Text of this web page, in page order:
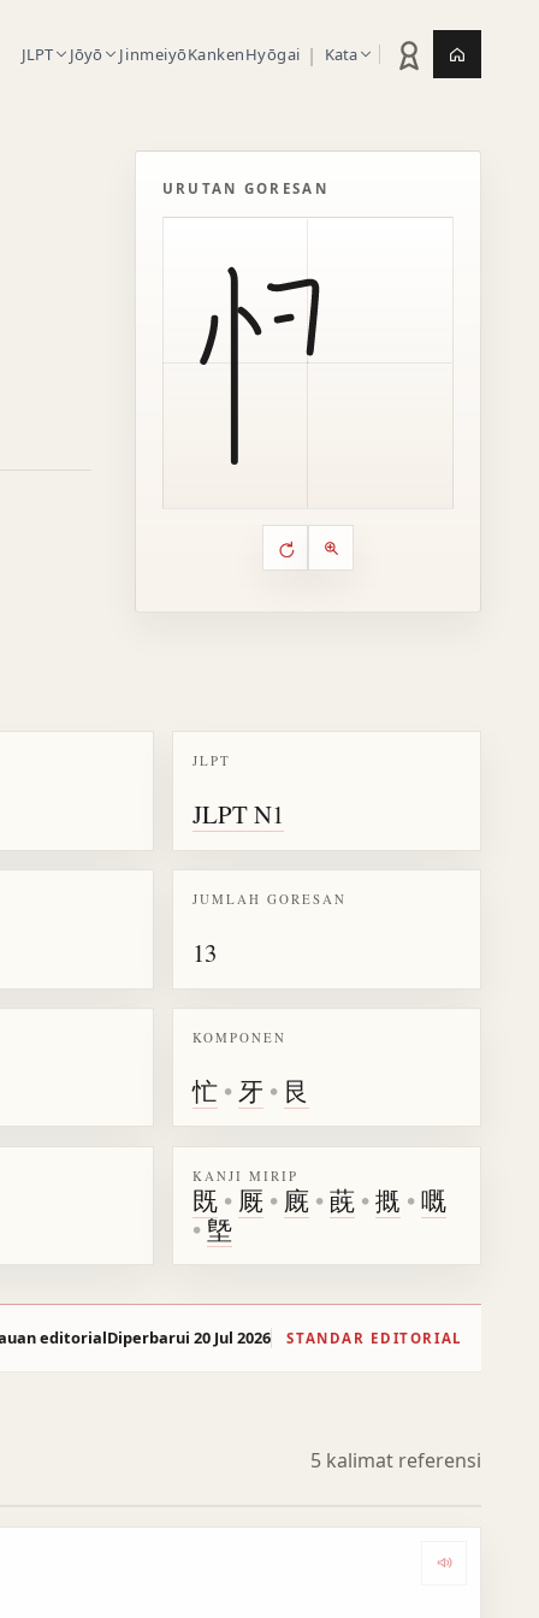
JLPT Jōyō JinmeiyōKankenHyōgai | Kata Statistik latihan
URUTAN GORESAN
Kontrol animasi urutan
Putar ulang animasi
Perbesar animasi
kanji 慨
JLPT
JLPT N1
JUMLAH GORESAN
13
KOMPONEN
忙 • 牙 • 艮
KANJI MIRIP
既 • 厩 • 廐 •蔇 •摡 •嘅
•墍
editorialDiperbarui 20 Jul 2026 STANDAR EDITORIAL
5 kalimat referensi
Dengarkan